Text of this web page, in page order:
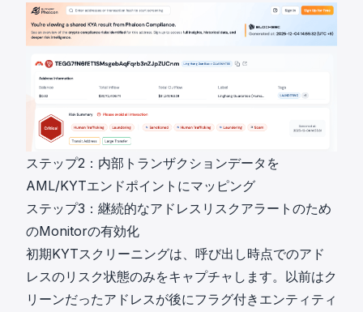
ステップ2：内部トランザクションデータを
AML/KYTエンドポイントにマッピング
ステップ3：継続的なアドレスリスクアラートのため
のMonitorの有効化
初期KYTスクリーニングは、呼び出し時点でのアド
レスのリスク状態のみをキャプチャします。以前はク
リーンだったアドレスが後にフラグ付きエンティティ